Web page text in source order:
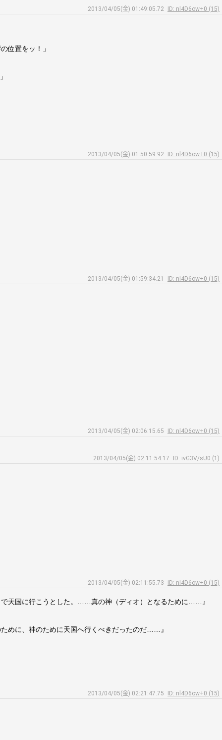
2013/04/05(金) 01:49:05.72
ID: nl4D6ow+0 (15)
位置をッ！」
2013/04/05(金) 01:50:59.92
ID: nl4D6ow+0 (15)
2013/04/05(金) 01:59:34.21
ID: nl4D6ow+0 (15)
2013/04/05(金) 02:06:15.65
ID: nl4D6ow+0 (15)
2013/04/05(金) 02:11:54.17
ID: ivG3V/sU0 (1)
2013/04/05(金) 02:11:55.73
ID: nl4D6ow+0 (15)
天国に行こうとした。……真の神（ディオ）となるために……』
めに、神のために天国へ行くべきだったのだ……』
2013/04/05(金) 02:21:47.75
ID: nl4D6ow+0 (15)